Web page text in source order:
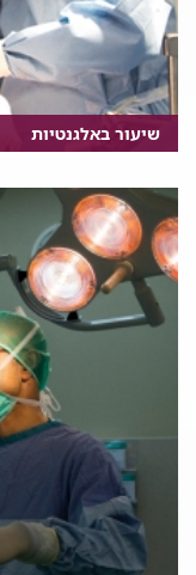
שיעור באלגנטיות